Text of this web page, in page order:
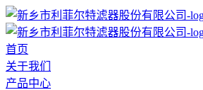
首页
关于我们
产品中心